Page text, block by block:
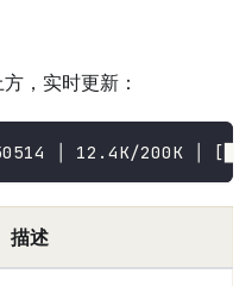
，实时更新：
│ 12.4K/200K │
描述